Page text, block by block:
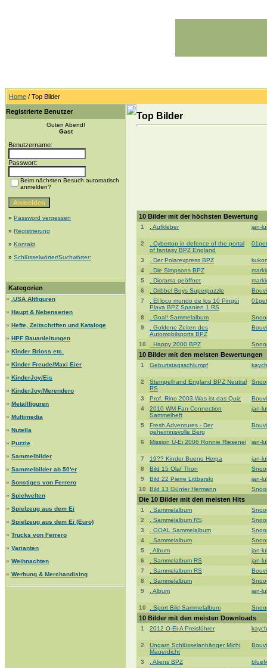
Home / Top Bilder
Registrierte Benutzer
Guten Abend!
Gast
Benutzername:
Passwort:
Beim nächsten Besuch automatisch
anmelden?
» Password vergessen
» Registrierung
» Kontakt
» Schlüsselwörter/Suchwörter:
Kategorien
»
.USA Altfiguren
» Haupt & Nebenserien
» Hefte, Zeitschriften und Kataloge
» HPF Bauanleitungen
» Kinder Brioss etc.
» Kinder Freude/Maxi Eier
» KinderJoy/Eis
» KinderJoy/Merendero
» Metallfiguren
» Multimedia
» Nutella
» Puzzle
» Sammelbilder
» Sammelbilder ab 50'er
» Sonstiges von Ferrero
» Spielwelten
» Spielzeug aus dem Ei
» Spielzeug aus dem Ei (Euro)
» Trucks von Ferrero
» Varianten
» Weihnachten
» Werbung & Merchandising
Top Bilder
10 Bilder mit der höchsten Bewertung
1 . Aufkleber jan-
2
. Cybertop in defence of the portal
of fantasy BPZ England
3 . Der Polarexpress BPZ
4
. Die Simpsons BPZ
5
. Diorama geöffnet
6
. Dribbel Boys Superpuzzle
7
. El loco mundo de los 10 Pingüi
Playa BPZ Spanien 1 RS
8 . Goal! Sammelalbum
9
. Goldene Zeiten des
Automobilsports BPZ
10 . Happy 2000 BPZ
10 Bilder mit den meisten Bewertungen
1 Geburtstagsschlumpf
2
Stempelhand England BPZ Neutral
RS
3 Prof. Rino 2003 Was ist das Quiz
4
2010 WM Fan Connection
Sammelheft
jan-
5
Fresh Adventures - Der
geheimnisvolle Berg
6 Mission Ü-Ei 2006 Ronnie Riesenei jan-
7 19?? Kinder Bueno Herpa
jan-
8
Bild 15 Olaf Thon
9
Bild 22 Pierre Littbarski
jan-
10
Bild 13 Günter Hermann
Die 10 Bilder mit den meisten Hits
1 . Sammelalbum
2
. Sammelalbum RS
3
. GOAL Sammelalbum
4
. Sammelalbum
5
. Album
jan-
6
. Sammelalbum RS
jan-
7
. Sammelalbum RS
8
. Sammelalbum
9
. Album jan-
10 . Sport Bild Sammelalbum
10 Bilder mit den meisten Downloads
1 2012 O-Ei-A Preisführer
2
Ungarn Schlüsselanhänger Michi
Mauerdicht
3 . Aliens BPZ